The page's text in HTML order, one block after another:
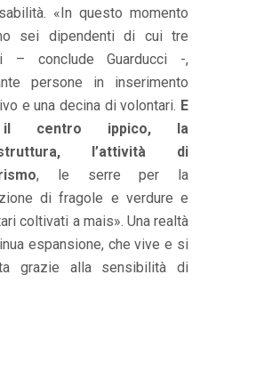
«In questo momento
sei dipendenti di cui tre
– conclude Guarducci -,
persone in inserimento
e una decina di volontari. E
centro ippico, la
l’attività di
, le serre per la
di fragole e verdure e
coltivati a mais». Una realtà
espansione, che vive e si
grazie alla sensibilità di